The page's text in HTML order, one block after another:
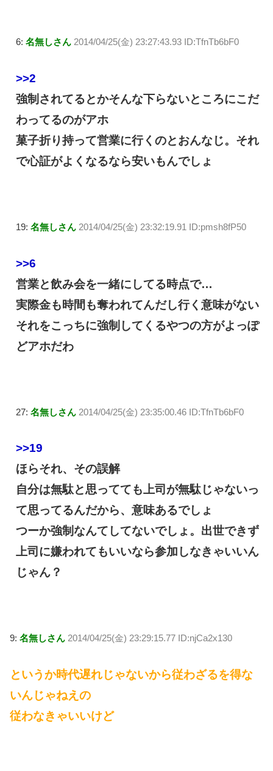
6: 名無しさん 2014/04/25(金) 23:27:43.93 ID:TfnTb6bF0
>>2
強制されてるとかそんな下らないところにこだ
わってるのがアホ
菓子折り持って営業に行くのとおんなじ。それ
で心証がよくなるなら安いもんでしょ
19: 名無しさん 2014/04/25(金) 23:32:19.91 ID:pmsh8fP50
>>6
営業と飲み会を一緒にしてる時点で…
実際金も時間も奪われてんだし行く意味がない
それをこっちに強制してくるやつの方がよっぽ
どアホだわ
27: 名無しさん 2014/04/25(金) 23:35:00.46 ID:TfnTb6bF0
>>19
ほらそれ、その誤解
自分は無駄と思ってても上司が無駄じゃないっ
て思ってるんだから、意味あるでしょ
つーか強制なんてしてないでしょ。出世できず
上司に嫌われてもいいなら参加しなきゃいいん
じゃん？
9: 名無しさん 2014/04/25(金) 23:29:15.77 ID:njCa2x130
というか時代遅れじゃないから従わざるを得な
いんじゃねえの
従わなきゃいいけど